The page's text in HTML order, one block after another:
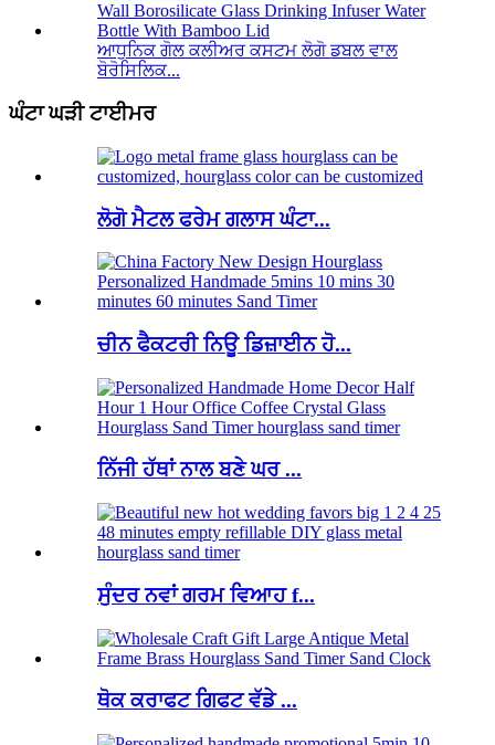
ਆਧੁਨਿਕ ਗੋਲ ਕਲੀਅਰ ਕਸਟਮ ਲੋਗੋ ਡਬਲ ਵਾਲ
ਬੋਰੋਸਿਲਿਕ...
ਘੰਟਾ ਘੜੀ ਟਾਈਮਰ
ਲੋਗੋ ਮੈਟਲ ਫਰੇਮ ਗਲਾਸ ਘੰਟਾ...
ਚੀਨ ਫੈਕਟਰੀ ਨਿਊ ਡਿਜ਼ਾਈਨ ਹੋ...
ਨਿੱਜੀ ਹੱਥਾਂ ਨਾਲ ਬਣੇ ਘਰ ...
ਸੁੰਦਰ ਨਵਾਂ ਗਰਮ ਵਿਆਹ f...
ਥੋਕ ਕਰਾਫਟ ਗਿਫਟ ਵੱਡੇ ...